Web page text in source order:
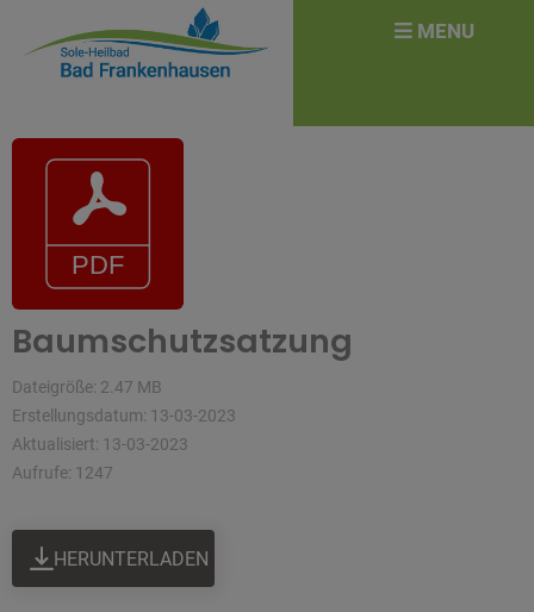
Baumschutzsatzung
Dateigröße: 2.47 MB
Erstellungsdatum: 13-03-2023
Aktualisiert: 13-03-2023
Aufrufe: 1247
HERUNTERLADEN
for: